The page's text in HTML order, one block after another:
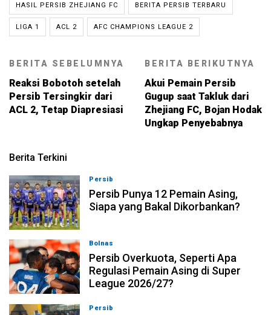
HASIL PERSIB ZHEJIANG FC BERITA PERSIB TERBARU
LIGA 1 ACL 2 AFC CHAMPIONS LEAGUE 2
BERITA SEBELUMNYA
Reaksi Bobotoh setelah
Persib Tersingkir dari
ACL 2, Tetap Diapresiasi
BERITA BERIKUTNYA
Akui Pemain Persib
Gugup saat Takluk dari
Zhejiang FC, Bojan Hodak
Ungkap Penyebabnya
Berita Terkini
Persib
Persib Punya 12 Pemain Asing,
Siapa yang Bakal Dikorbankan?
Bolnas
Persib Overkuota, Seperti Apa
Regulasi Pemain Asing di Super
League 2026/27?
Persib